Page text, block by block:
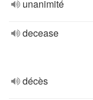
unanimité
decease
décès